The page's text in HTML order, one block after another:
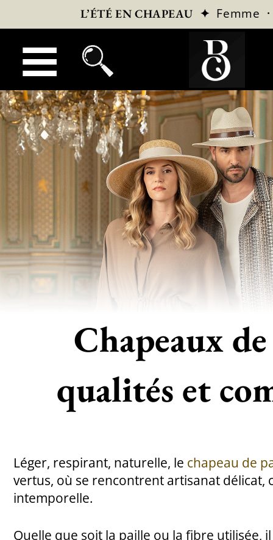
L’ÉTÉ EN CHAPEAU ✦ Femme
Chapeaux
qualités et
Léger, respirant, naturelle, le chapeau de
vertus, où se rencontrent artisanat délicat,
intemporelle.
Quelle que soit la paille ou la fibre utilisée,